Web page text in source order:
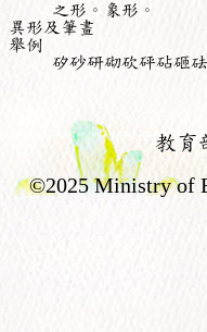
之形。象形。
異形及筆畫
舉例
矽砂研砌砍砰砧砸
教育
©2025 Ministry of